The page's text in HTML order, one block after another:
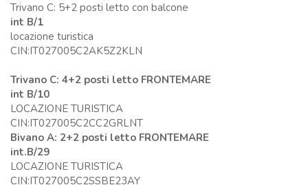
Trivano C: 5+2 posti letto con balcone
int B/1
locazione turistica
CIN:IT027005C2AK5Z2KLN
Trivano C: 4+2 posti letto FRONTEMARE
int B/10
LOCAZIONE TURISTICA
CIN:IT027005C2CC2GRLNT
Bivano A: 2+2 posti letto FRONTEMARE
int.B/29
LOCAZIONE TURISTICA
CIN:IT027005C2SSBE23AY